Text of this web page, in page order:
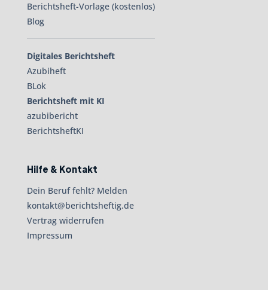
Berichtsheft-Vorlage (kostenlos)
Blog
Digitales Berichtsheft
Azubiheft
BLok
Berichtsheft mit KI
azubibericht
BerichtsheftKI
Hilfe & Kontakt
Dein Beruf fehlt? Melden
kontakt@berichtsheftig.de
Vertrag widerrufen
Impressum